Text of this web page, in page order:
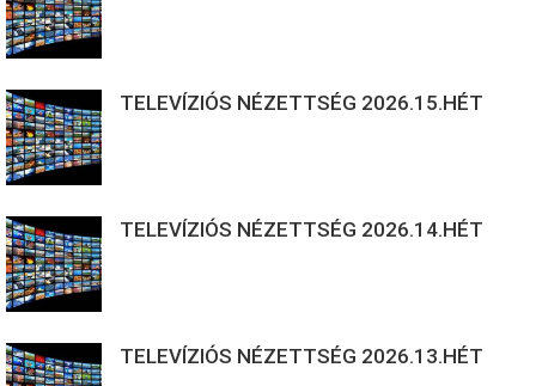
TELEVÍZIÓS NÉZETTSÉG 2026.15.HÉT
TELEVÍZIÓS NÉZETTSÉG 2026.14.HÉT
TELEVÍZIÓS NÉZETTSÉG 2026.13.HÉT